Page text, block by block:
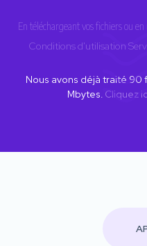
En téléchargeant vos fichiers ou
Conditions d'utilisation
Nous avons déjà traité 90
Mbytes. Cliquez